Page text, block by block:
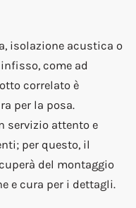
isolazione acustica o
come ad
correlato è
per la posa.
servizio attento e
per questo, il
del montaggio
e cura per i dettagli.